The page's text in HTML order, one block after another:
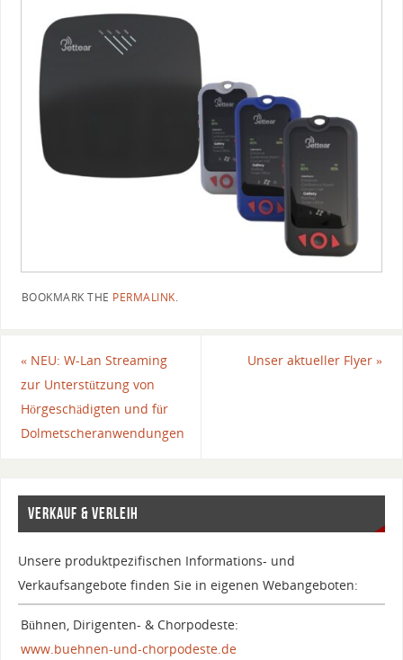
BOOKMARK THE PERMALINK.
«NEU: W-Lan Streaming
zur Unterstützung von
Hörgeschädigten und für
Dolmetscheranwendungen
Unser aktueller Flyer»
VERKAUF & VERLEIH
Unsere produktpezifischen Informations- und
Verkaufsangebote finden Sie in eigenen Webangeboten:
Bühnen, Dirigenten- & Chorpodeste:
www.buehnen-und-chorpodeste.de